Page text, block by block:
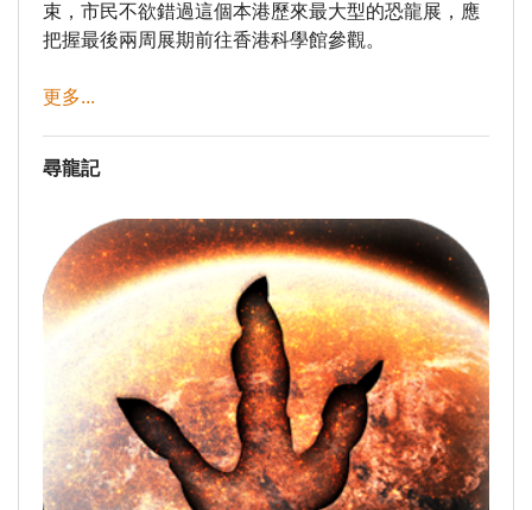
束，市民不欲錯過這個本港歷來最大型的恐龍展，應
把握最後兩周展期前往香港科學館參觀。
更多...
尋龍記